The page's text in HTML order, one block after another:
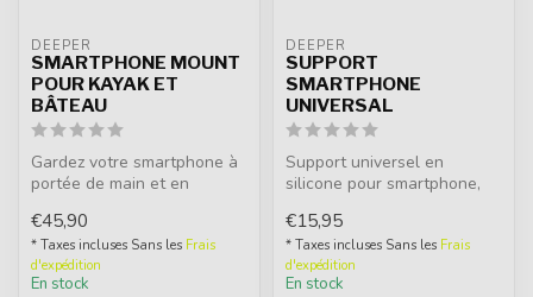
DEEPER
SMARTPHONE MOUNT
POUR KAYAK ET
BÂTEAU
Gardez votre smartphone à
portée de main et en
pêchez depu...
€45,90
* Taxes incluses Sans les Frais
d'expédition
En stock
DEEPER
SUPPORT
SMARTPHONE
UNIVERSAL
Support universel en
silicone pour smartphone,
Parfait ...
€15,95
* Taxes incluses Sans les Frais
d'expédition
En stock